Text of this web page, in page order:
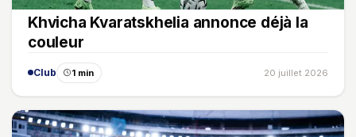
Khvicha Kvaratskhelia annonce déjà la
couleur
Club 1 min 20 juillet 2026